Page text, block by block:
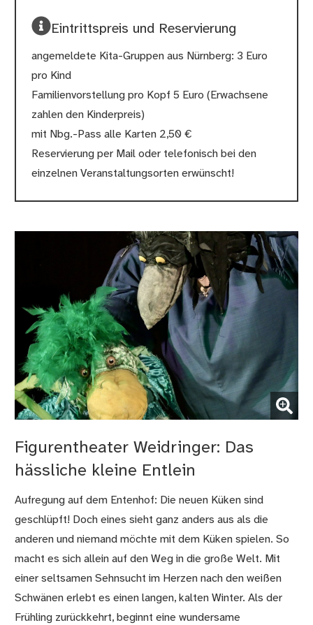
Eintrittspreis und Reservierung
angemeldete Kita-Gruppen aus Nürnberg: 3 Euro
pro Kind
Familienvorstellung pro Kopf 5 Euro (Erwachsene
zahlen den Kinderpreis)
mit Nbg.-Pass alle Karten 2,50 €
Reservierung per Mail oder telefonisch bei den
einzelnen Veranstaltungsorten erwünscht!
(Bild vergrößern)
Figurentheater Weidringer: Das
hässliche kleine Entlein
Aufregung auf dem Entenhof: Die neuen Küken sind
geschlüpft! Doch eines sieht ganz anders aus als die
anderen und niemand möchte mit dem Küken spielen. So
macht es sich allein auf den Weg in die große Welt. Mit
einer seltsamen Sehnsucht im Herzen nach den weißen
Schwänen erlebt es einen langen, kalten Winter. Als der
Frühling zurückkehrt, beginnt eine wundersame